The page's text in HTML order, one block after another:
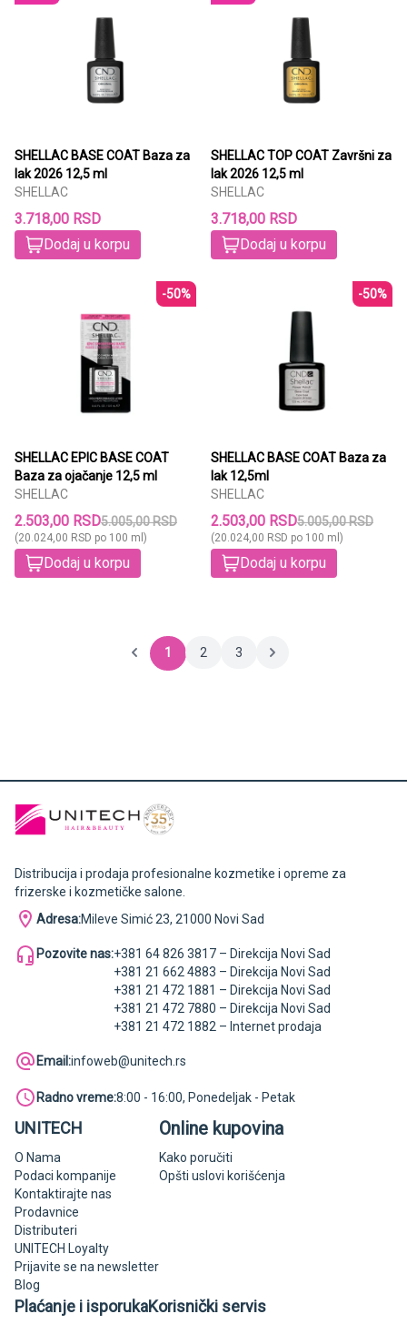
SHELLAC BASE COAT Baza za
lak 2026 12,5 ml
SHELLAC
3.718,00 RSD
Dodaj u korpu
SHELLAC TOP COAT Završni za
lak 2026 12,5 ml
SHELLAC
3.718,00 RSD
Dodaj u korpu
-50%
SHELLAC EPIC BASE COAT
Baza za ojačanje 12,5 ml
SHELLAC
2.503,00 RSD5.005,00 RSD
(20.024,00 RSD po 100 ml)
Dodaj u korpu
-50%
SHELLAC BASE COAT Baza za
lak 12,5ml
SHELLAC
2.503,00 RSD5.005,00 RSD
(20.024,00 RSD po 100 ml)
Dodaj u korpu
1 2 3
Distribucija i prodaja profesionalne kozmetike i opreme za
frizerske i kozmetičke salone.
Adresa:Mileve Simić 23, 21000 Novi Sad
Pozovite nas:+381 64 826 3817 – Direkcija Novi Sad
+381 21 662 4883 – Direkcija Novi Sad
+381 21 472 1881 – Direkcija Novi Sad
+381 21 472 7880 – Direkcija Novi Sad
+381 21 472 1882 – Internet prodaja
Email:infoweb@unitech.rs
Radno vreme:8:00 - 16:00, Ponedeljak - Petak
UNITECH
O Nama
Podaci kompanije
Kontaktirajte nas
Prodavnice
Distributeri
UNITECH Loyalty
Prijavite se na newsletter
Blog
Online kupovina
Kako poručiti
Opšti uslovi korišćenja
Plaćanje i isporukaKorisnički servis